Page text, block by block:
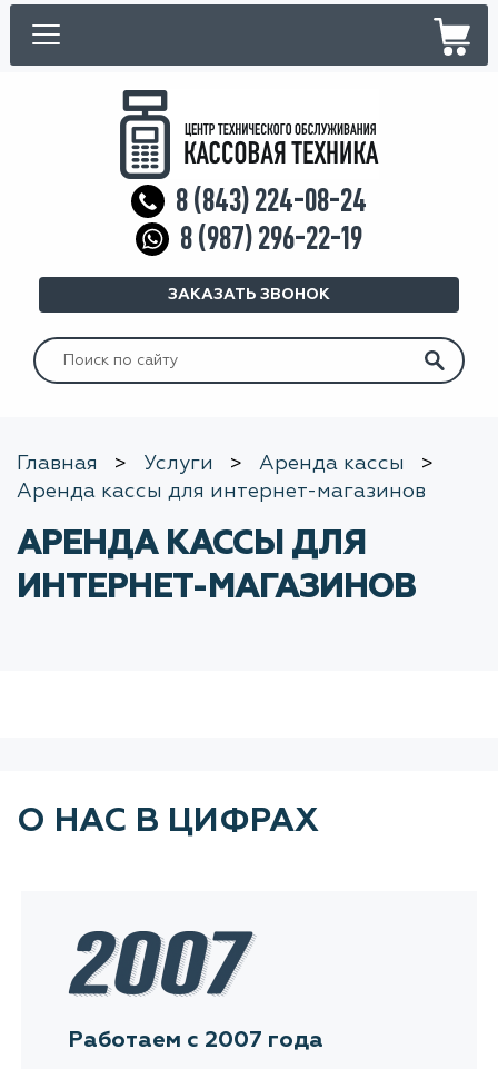
8 (843) 224-08-24
8 (987) 296-22-19
ЗАКАЗАТЬ ЗВОНОК
Искать:
Главная > Услуги > Аренда кассы
>
Аренда кассы для интернет-магазинов
АРЕНДА КАССЫ ДЛЯ
ИНТЕРНЕТ-МАГАЗИНОВ
О НАС В ЦИФРАХ
Работаем с 2007 года